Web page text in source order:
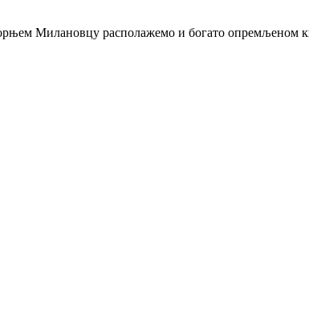
Милановцу располажемо и богато опремљеном